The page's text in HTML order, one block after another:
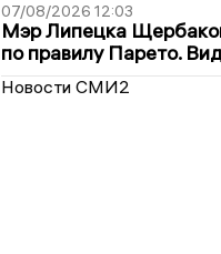
07/08/2026 12:03
Мэр Липецка
по правилу Парето.
Новости СМИ2